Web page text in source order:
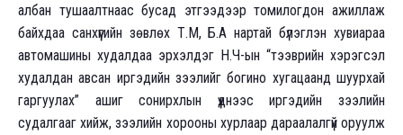
албан тушаалтнаас бусад этгээдээр томилогдон ажиллаж
байхдаа санхүүгийн зөвлөх Т.М, Б.А нартай бүлэглэн хувиараа
автомашины худалдаа эрхэлдэг Н.Ч-ын “тээврийн хэрэгсэл
худалдан авсан иргэдийн зээлийг богино хугацаанд шуурхай
гаргуулах” ашиг сонирхлын үүднээс иргэдийн зээлийн
судалгааг хийж, зээлийн хорооны хурлаар дараалалгүй оруулж